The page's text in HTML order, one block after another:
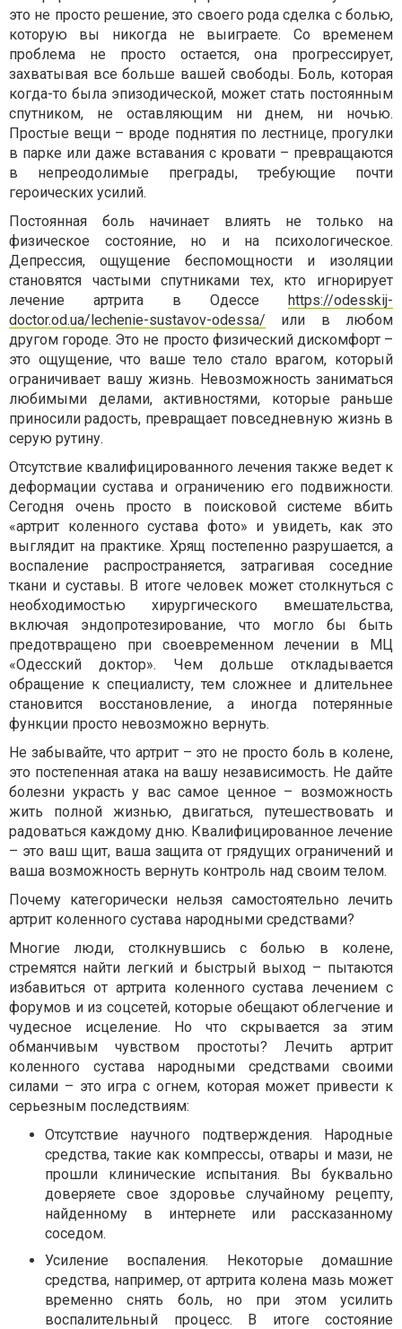
это не просто решение, это своего рода сделка с болью,
которую вы никогда не выиграете. Со временем
проблема не просто остается, она прогрессирует,
захватывая все больше вашей свободы. Боль, которая
когда-то была эпизодической, может стать постоянным
спутником, не оставляющим ни днем, ни ночью.
Простые вещи – вроде поднятия по лестнице, прогулки
в парке или даже вставания с кровати – превращаются
в непреодолимые преграды, требующие почти
героических усилий.
Постоянная боль начинает влиять не только на
физическое состояние, но и на психологическое.
Депрессия, ощущение беспомощности и изоляции
становятся частыми спутниками тех, кто игнорирует
лечение артрита в Одессе https://odesskij-
doctor.od.ua/lechenie-sustavov-odessa/ или в любом
другом городе. Это не просто физический дискомфорт –
это ощущение, что ваше тело стало врагом, который
ограничивает вашу жизнь. Невозможность заниматься
любимыми делами, активностями, которые раньше
приносили радость, превращает повседневную жизнь в
серую рутину.
Отсутствие квалифицированного лечения также ведет к
деформации сустава и ограничению его подвижности.
Сегодня очень просто в поисковой системе вбить
«артрит коленного сустава фото» и увидеть, как это
выглядит на практике. Хрящ постепенно разрушается, а
воспаление распространяется, затрагивая соседние
ткани и суставы. В итоге человек может столкнуться с
необходимостью хирургического вмешательства,
включая эндопротезирование, что могло бы быть
предотвращено при своевременном лечении в МЦ
«Одесский доктор». Чем дольше откладывается
обращение к специалисту, тем сложнее и длительнее
становится восстановление, а иногда потерянные
функции просто невозможно вернуть.
Не забывайте, что артрит – это не просто боль в колене,
это постепенная атака на вашу независимость. Не дайте
болезни украсть у вас самое ценное – возможность
жить полной жизнью, двигаться, путешествовать и
радоваться каждому дню. Квалифицированное лечение
– это ваш щит, ваша защита от грядущих ограничений и
ваша возможность вернуть контроль над своим телом.
Почему категорически нельзя самостоятельно лечить
артрит коленного сустава народными средствами?
Многие люди, столкнувшись с болью в колене,
стремятся найти легкий и быстрый выход – пытаются
избавиться от артрита коленного сустава лечением с
форумов и из соцсетей, которые обещают облегчение и
чудесное исцеление. Но что скрывается за этим
обманчивым чувством простоты? Лечить артрит
коленного сустава народными средствами своими
силами – это игра с огнем, которая может привести к
серьезным последствиям:
Отсутствие научного подтверждения. Народные
средства, такие как компрессы, отвары и мази, не
прошли клинические испытания. Вы буквально
доверяете свое здоровье случайному рецепту,
найденному в интернете или рассказанному
соседом.
Усиление воспаления. Некоторые домашние
средства, например, от артрита колена мазь может
временно снять боль, но при этом усилить
воспалительный процесс. В итоге состояние